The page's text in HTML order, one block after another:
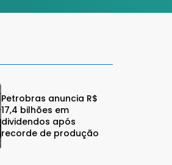
Petrobras anuncia R$
17,4 bilhões em
dividendos após
recorde de produção